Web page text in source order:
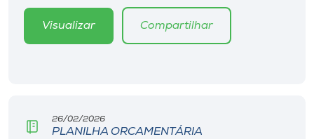
Visualizar Compartilhar
26/02/2026
PLANILHA ORCAMENTÁRIA